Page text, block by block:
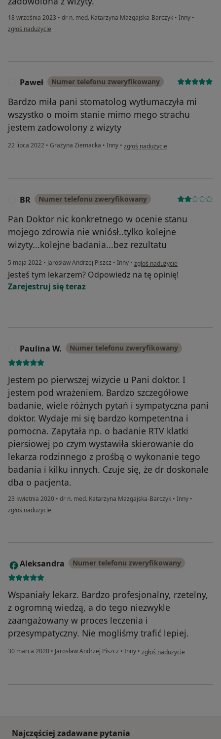
18 września 2023 • dr n. med. Katarzyna Mazgajska-Barczyk • Inny •
w opinii użytkownika D.H
zgłoś nadużycie
Paweł Numer telefonu zweryfikowany
Bardzo miła pani stomatolog wytłumaczyła mi
wszystko o moim stanie mimo mego strachu
jestem zadowolony z wizyty
22 lipca 2022 • Grażyna Ziemacka • Inny • w opinii użytkownika Paweł
zgłoś nadużycie
BR Numer telefonu zweryfikowany
Pan Doktor nic konkretnego w ocenie stanu
mojego zdrowia nie wniósł..tylko kolejne
wizyty...kolejne badania...bez rezultatu
5 maja 2022 • Jarosław Andrzej Piszcz • Inny • w opinii użytkownika BR
zgłoś nadużycie
Jesteś tym lekarzem? Odpowiedz na tę opinię!
Zarejestruj się teraz
Paulina W. Numer telefonu zweryfikowany
Jestem po pierwszej wizycie u Pani doktor. I
jestem pod wrażeniem. Bardzo szczegółowe
badanie, wiele różnych pytań i sympatyczna pani
doktor. Wydaje mi się bardzo kompetentna i
pomocna. Zapytała np. o badanie RTV klatki
piersiowej po czym wystawiła skierowanie do
lekarza rodzinnego z prośbą o wykonanie tego
badania i kilku innych. Czuje się, że dr doskonale
dba o pacjenta.
23 kwietnia 2020 • dr n. med. Katarzyna Mazgajska-Barczyk • Inny •
w opinii użytkownika Paulina W.
zgłoś nadużycie
A Aleksandra Numer telefonu zweryfikowany
Wspaniały lekarz. Bardzo profesjonalny, rzetelny,
z ogromną wiedzą, a do tego niezwykle
zaangażowany w proces leczenia i
przesympatyczny. Nie mogliśmy trafić lepiej.
30 marca 2020 • Jarosław Andrzej Piszcz • Inny • w opinii użytkownika
zgłoś nadużycie
Najczęściej zadawane pytania